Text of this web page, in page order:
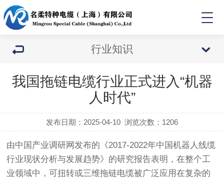
行业知识
我国拖链电缆行业正式进入“机器
人时代”
发布日期：2025-04-10 浏览次数： 1206
由中国产业调研网发布的《2017-2022年中国机器人线缆
行业现状分析与发展趋势》的研究报告表明，在整个工
业领域中，可扭转或三维拖链电缆被广泛应用在复杂的